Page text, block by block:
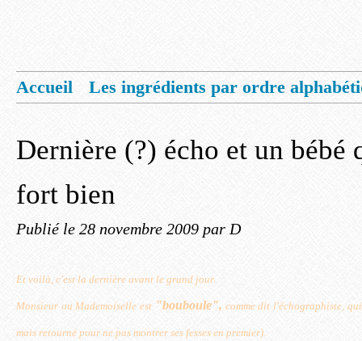
Accueil
Les ingrédients par ordre
Dernière (?) écho et un bébé
fort bien
Publié le 28 novembre 2009 par D
Et voilà, c'est la dernière avant le grand jour.
Monsieur ou Mademoiselle est "bouboule", comme dit l'échographiste,
mais retourné pour ne pas montrer ses fesses en premier).